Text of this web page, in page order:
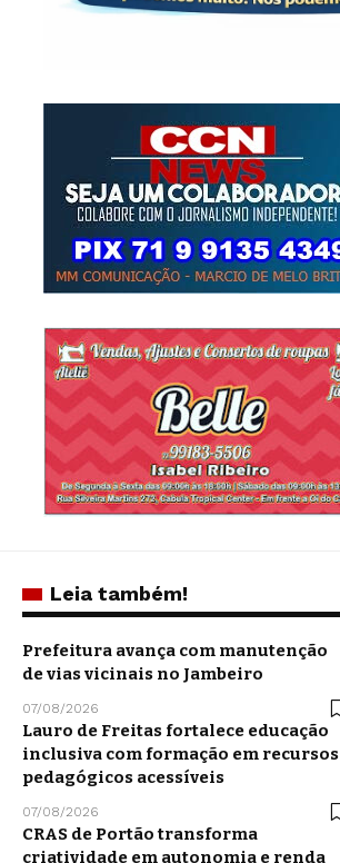
Leia também!
Prefeitura avança com manutenção
de vias vicinais no Jambeiro
07/08/2026
Lauro de Freitas fortalece educação
inclusiva com formação em recursos
pedagógicos acessíveis
07/08/2026
CRAS de Portão transforma
criatividade em autonomia e renda